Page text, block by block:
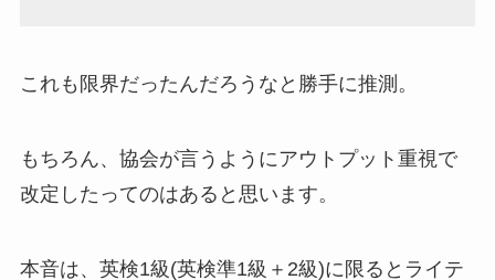
これも限界だったんだろうなと勝手に推測。
もちろん、協会が言うようにアウトプット重視で
改定したってのはあると思います。
本音は、英検1級(英検準1級＋2級)に限るとライテ